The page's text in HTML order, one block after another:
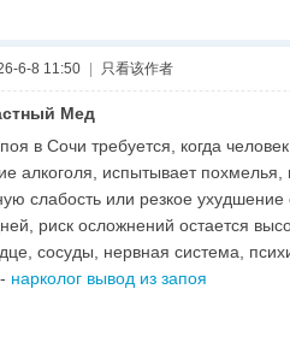
6-8 11:50 只看该作者
Мед
в Сочи требуется, когда
алкоголя, испытывает похмелья,
слабость или резкое
риск осложнений остается
сосуды, нервная система,
нарколог вывод из запоя